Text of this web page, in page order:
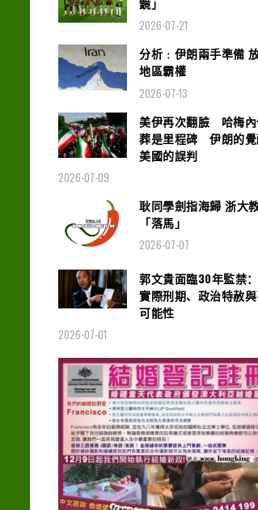
2026-07-21
分析﹕伊朗兩手準備
地區霸權
2026-07-13
美伊再次翻臉 哈梅
葬是里程碑 伊朗的
美國的誤判
2026-07-09
耿同學劍指海歸 浙大
「落馬」
2026-07-07
郭文貴面臨30年監禁
實際刑期、政治特赦
可能性
2026-07-01